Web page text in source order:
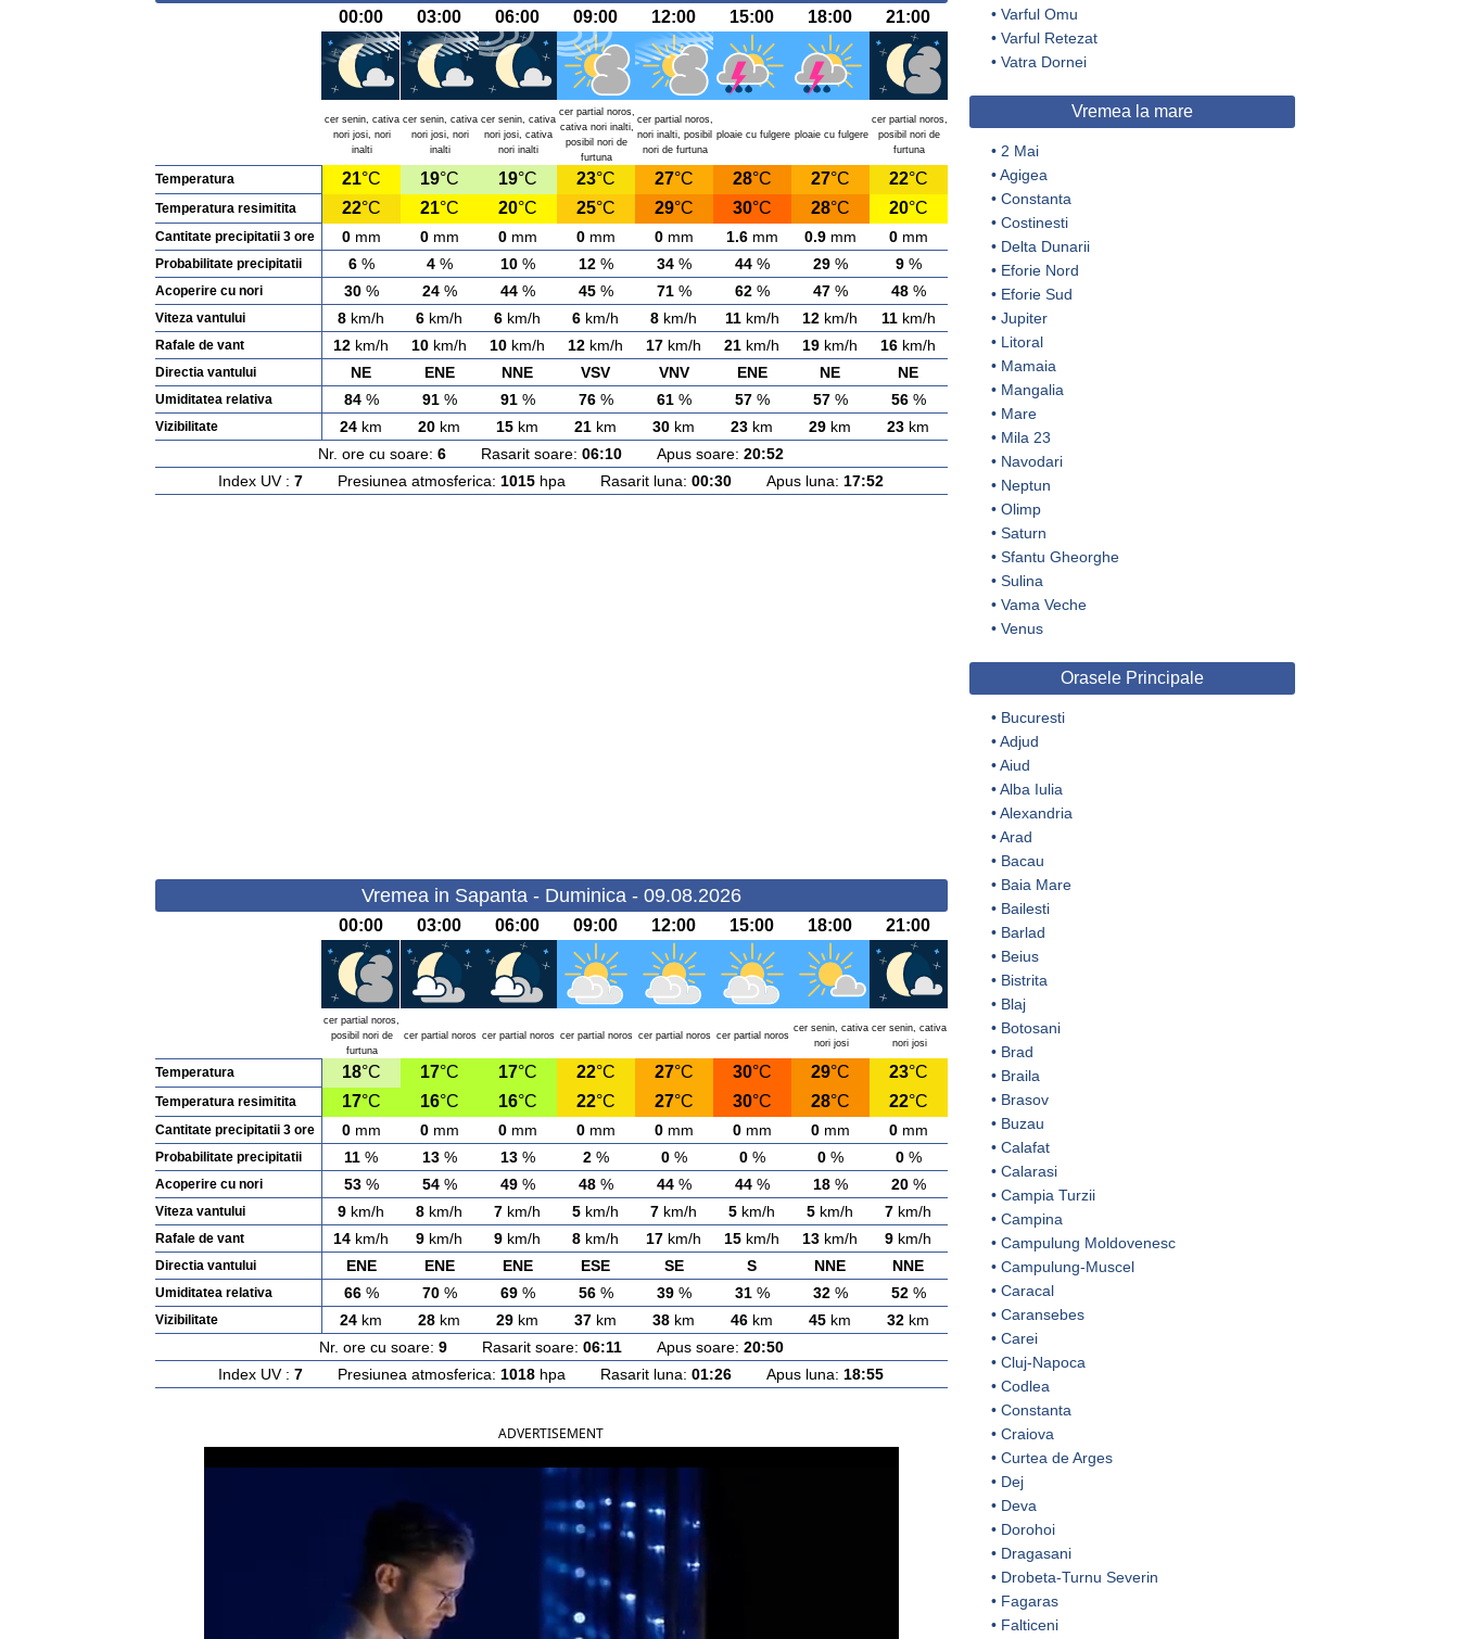
00:00 03:00 06:00 09:00 12:00 15:00 18:00 21:00
cer senin, cativa
nori josi, nori
inalti
cer senin, cativa
nori josi, nori
inalti
cer senin, cativa
nori josi, cativa
nori inalti
cer partial noros,
cativa nori inalti,
posibil nori de
furtuna
cer partial noros,
nori inalti, posibil
nori de furtuna
ploaie cu fulgere ploaie cu fulgere
cer partial noros,
posibil nori de
furtuna
Temperatura 21°C 19°C 19°C 23°C 27°C 28°C 27°C 22°C
Temperatura resimitita 22°C 21°C 20°C 25°C 29°C 30°C 28°C 20°C
Cantitate precipitatii 3 ore 0mm 0mm 0mm 0mm 0mm 1.6mm 0.9mm 0mm
Probabilitate precipitatii 6% 4% 10% 12% 34% 44% 29% 9%
Acoperire cu nori 30% 24% 44% 45% 71% 62% 47% 48%
Viteza vantului 8 km/h 6 km/h 6 km/h 6 km/h 8 km/h 11km/h 12 km/h 11km/h
Rafale de vant 12 km/h 10 km/h 10 km/h 12 km/h 17 km/h 21 km/h 19 km/h 16 km/h
Directia vantului NE ENE NNE VSV VNV ENE NE NE
Umiditatea relativa 84% 91% 91% 76% 61% 57% 57% 56%
Vizibilitate 24 km 20 km 15 km 21 km 30 km 23 km 29 km 23 km
Nr. ore cu soare: 6 Rasarit soare: 06:10 Apus soare: 20:52
Index UV : 7 Presiunea atmosferica: 1015 hpa Rasarit luna: 00:30 Apus luna: 17:52
Vremea in Sapanta - Duminica - 09.08.2026
00:00 03:00 06:00 09:00 12:00 15:00 18:00 21:00
cer partial noros,
posibil nori de
furtuna
cer partial noros cer partial noros cer partial noros cer partial noros cer partial noros
cer senin, cativa
nori josi
cer senin, cativa
nori josi
Temperatura 18°C 17°C 17°C 22°C 27°C 30°C 29°C 23°C
Temperatura resimitita 17°C 16°C 16°C 22°C 27°C 30°C 28°C 22°C
Cantitate precipitatii 3 ore 0mm 0mm 0mm 0mm 0mm 0mm 0mm 0mm
Probabilitate precipitatii 11 % 13% 13% 2% 0% 0% 0% 0%
Acoperire cu nori 53% 54% 49% 48% 44% 44% 18% 20%
Viteza vantului 9 km/h 8 km/h 7 km/h 5 km/h 7 km/h 5 km/h 5 km/h 7 km/h
Rafale de vant 14 km/h 9 km/h 9 km/h 8 km/h 17 km/h 15 km/h 13 km/h 9 km/h
Directia vantului ENE ENE ENE ESE SE S NNE NNE
Umiditatea relativa 66% 70% 69% 56% 39% 31% 32% 52%
Vizibilitate 24 km 28 km 29 km 37 km 38 km 46 km 45 km 32 km
Nr. ore cu soare: 9Rasarit soare: 06:11Apus soare: 20:50
Index UV : 7 Presiunea atmosferica: 1018 hpa Rasarit luna: 01:26 Apus luna: 18:55
ADVERTISEMENT
• Varful Omu
• Varful Retezat
• Vatra Dornei
Vremea la mare
• 2 Mai
•Agigea
• Constanta
• Costinesti
• Delta Dunarii
• Eforie Nord
• Eforie Sud
• Jupiter
• Litoral
• Mamaia
• Mangalia
• Mare
• Mila 23
• Navodari
• Neptun
• Olimp
• Saturn
• Sfantu Gheorghe
• Sulina
• Vama Veche
• Venus
Orasele Principale
• Bucuresti
•Adjud
•Aiud
•Alba Iulia
•Alexandria
•Arad
• Bacau
• Baia Mare
• Bailesti
• Barlad
• Beius
• Bistrita
• Blaj
• Botosani
• Brad
• Braila
• Brasov
• Buzau
• Calafat
• Calarasi
• Campia Turzii
• Campina
• Campulung Moldovenesc
• Campulung-Muscel
• Caracal
• Caransebes
• Carei
• Cluj-Napoca
• Codlea
• Constanta
• Craiova
• Curtea de Arges
• Dej
• Deva
• Dorohoi
• Dragasani
• Drobeta-Turnu Severin
• Fagaras
• Falticeni